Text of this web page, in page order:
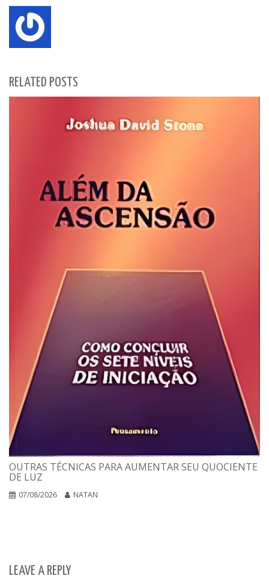
RELATED POSTS
OUTRAS TÉCNICAS PARA AUMENTAR SEU QUOCIENTE
DE LUZ
07/08/2026 NATAN
LEAVE A REPLY